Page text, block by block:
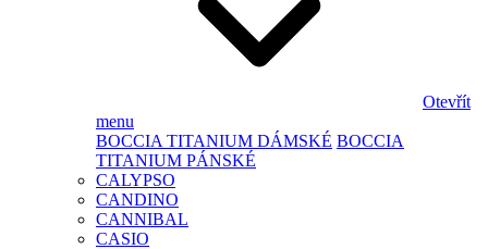
Otevřít
menu
BOCCIA TITANIUM DÁMSKÉ BOCCIA
TITANIUM PÁNSKÉ
CALYPSO
CANDINO
CANNIBAL
CASIO